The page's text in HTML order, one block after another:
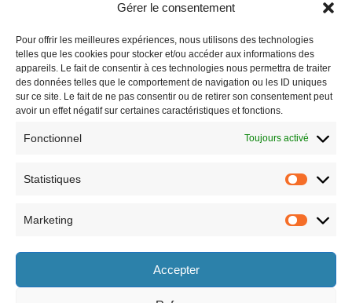
Gérer le consentement
Pour offrir les meilleures expériences, nous utilisons des technologies
telles que les cookies pour stocker et/ou accéder aux informations des
appareils. Le fait de consentir à ces technologies nous permettra de traiter
des données telles que le comportement de navigation ou les ID uniques
sur ce site. Le fait de ne pas consentir ou de retirer son consentement peut
avoir un effet négatif sur certaines caractéristiques et fonctions.
Fonctionnel Toujours activé
Statistiques
Marketing
Accepter
paradminville 17 juin 2026
Horaires
le lundi 8h30-12h et 13h30-17h30,
le vendredi 8h30-12h et 13h30-17h,